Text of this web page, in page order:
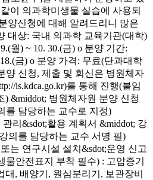
이 의과학미생물 실습에 사용되
양신청에 대해 알려드리니 많은
대상: 국내 의과학 교육기관(대학)
월) ~ 10. 30.(금) o 분양 기간:
18.(금) o 분양 가격: 무료(단과대학
양 신청, 제출 및 회신은 병원체자
is.kdca.go.kr)를 통해 진행(붙임
) &middot; 병원체자원 분양 신청
를 담당하는 교수로 지정)
리&sdot;활용 계획서 &middot; 강
의를 담당하는 교수 서명 필)
는 연구시설 설치&sdot;운영 신고
물안전표지 부착 필수) : 고압증기
대, 배양기, 원심분리기, 보관장비